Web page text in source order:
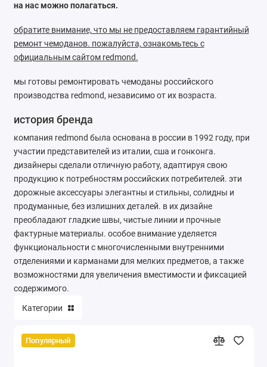
на нас можно полагаться.
обратите внимание, что мы не предоставляем гарантийный
ремонт чемоданов. пожалуйста, ознакомьтесь с
официальным сайтом redmond.
мы готовы ремонтировать чемоданы российского
производства redmond, независимо от их возраста.
история бренда
компания redmond была основана в россии в 1992 году, при
участии представителей из италии, сша и гонконга.
дизайнеры сделали отличную работу, адаптируя свою
продукцию к потребностям российских потребителей. эти
дорожные аксессуары элегантны и стильны, солидны и
продуманные, без излишних деталей. в их дизайне
преобладают гладкие швы, чистые линии и прочные
фактурные материалы. особое внимание уделяется
функциональности с многочисленными внутренними
отделениями и карманами для мелких предметов, а также
возможностями для увеличения вместимости и фиксацией
содержимого.
Категории
Популярный